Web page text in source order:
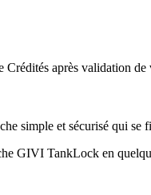
Crédités après validation de
simple et sécurisé qui se
GIVI TankLock en